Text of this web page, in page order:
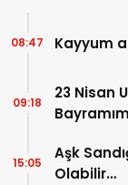
Kayyum
08:47
23 Nisan
09:18
Aşk
Olabilir…
15:05